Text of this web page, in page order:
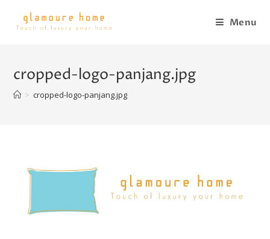
Menu
cropped-logo-panjang.jpg
> cropped-logo-panjang.jpg